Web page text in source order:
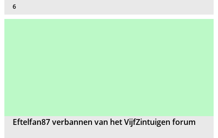
6
Eftelfan87 verbannen van het VijfZintuigen forum